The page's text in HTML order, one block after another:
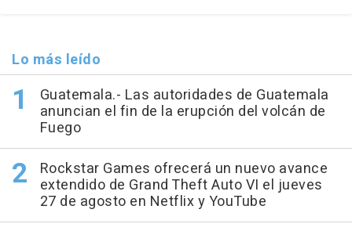
Lo más leído
Guatemala.- Las autoridades de Guatemala
anuncian el fin de la erupción del volcán de
Fuego
Rockstar Games ofrecerá un nuevo avance
extendido de Grand Theft Auto VI el jueves
27 de agosto en Netflix y YouTube